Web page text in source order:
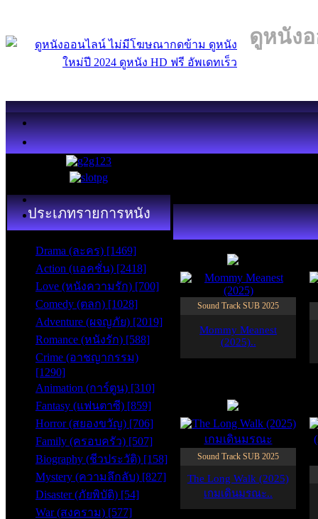
ดูหนัง
ประเภทรายการหนัง
Drama (ละคร) [1469]
Action (แอคชั่น) [2418]
Love (หนังความรัก) [700]
Comedy (ตลก) [1028]
Adventure (ผจญภัย) [2019]
Romance (หนังรัก) [588]
Crime (อาชญากรรม)
[1290]
Animation (การ์ตูน) [310]
Fantasy (แฟนตาซี) [859]
Horror (สยองขวัญ) [706]
Family (ครอบครัว) [507]
Biography (ชีวประวัติ) [158]
Mystery (ความลึกลับ) [827]
Disaster (ภัยพิบัติ) [54]
War (สงคราม) [577]
Sound Track SUB 2025
Mommy Meanest
(2025)..
Sound Track SUB 2025
The Long Walk (2025)
เกมเดินมรณะ..